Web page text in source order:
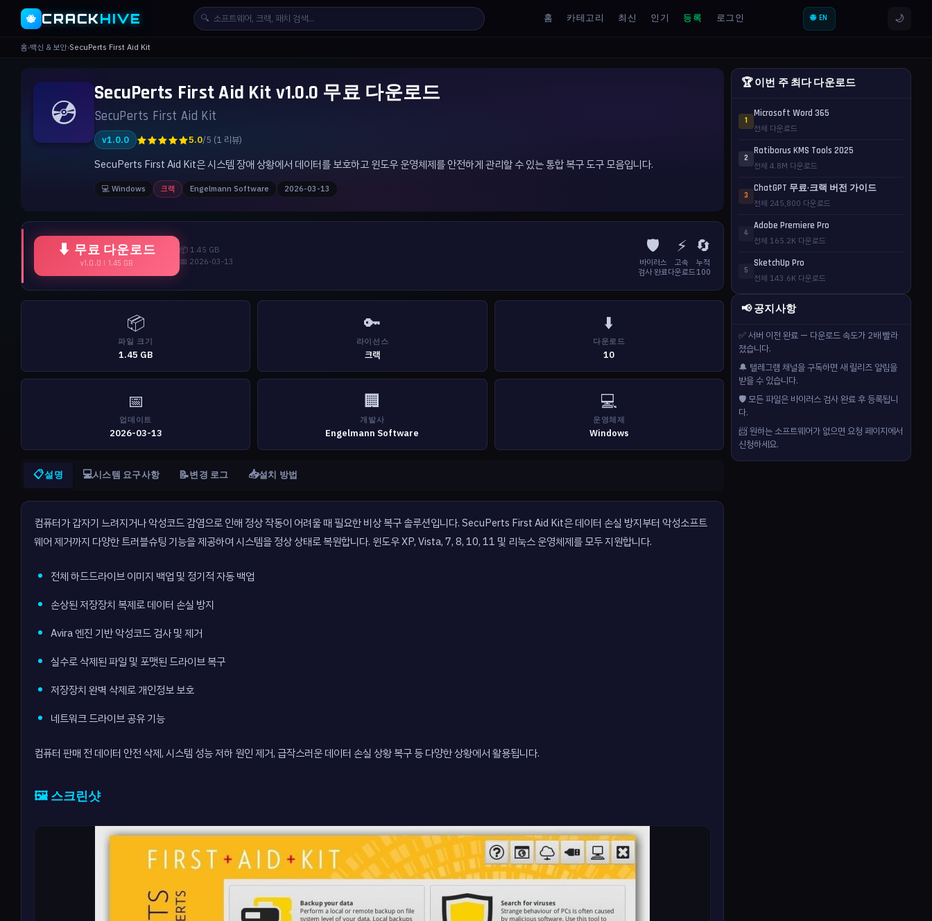
🐝 CRACKHIVE 🔍 홈 카테고리 최신 인기 등록 로그인 🌐 EN 🌙
홈›백신 & 보안›SecuPerts First Aid Kit
💿 SecuPerts First Aid Kit v1.0.0 무료 다운로드
SecuPerts First Aid Kit
v1.0.0 ★★★★★5.0/5 (1 리뷰)
SecuPerts First Aid Kit은 시스템 장애 상황에서 데이터를 보호하고 윈도우 운영체제를 안전하게 관리할 수 있는 통합 복구 도구 모음입니다.
💻 Windows 크랙 Engelmann Software 2026-03-13
⬇ 무료 다운로드
v1.0.0 | 1.45 GB
📦 1.45 GB
📅 2026-03-13
🛡️
바이러스
검사 완료
⚡
고속
다운로드
🔄
누적
100
📦
파일 크기
1.45 GB
🔑
라이선스
크랙
⬇️
다운로드
10
📅
업데이트
2026-03-13
🏢
개발사
Engelmann Software
💻
운영체제
Windows
📋설명 💻시스템 요구사항 📝변경 로그 📥설치 방법
컴퓨터가 갑자기 느려지거나 악성코드 감염으로 인해 정상 작동이 어려울 때 필요한 비상 복구 솔루션입니다. SecuPerts First Aid Kit은 데이터 손실 방지부터 악성소프트
웨어 제거까지 다양한 트러블슈팅 기능을 제공하여 시스템을 정상 상태로 복원합니다. 윈도우 XP, Vista, 7, 8, 10, 11 및 리눅스 운영체제를 모두 지원합니다.
전체 하드드라이브 이미지 백업 및 정기적 자동 백업
손상된 저장장치 복제로 데이터 손실 방지
Avira 엔진 기반 악성코드 검사 및 제거
실수로 삭제된 파일 및 포맷된 드라이브 복구
저장장치 완벽 삭제로 개인정보 보호
네트워크 드라이브 공유 기능
컴퓨터 판매 전 데이터 안전 삭제, 시스템 성능 저하 원인 제거, 급작스러운 데이터 손실 상황 복구 등 다양한 상황에서 활용됩니다.
🖼️ 스크린샷
🏆 이번 주 최다 다운로드
1
Microsoft Word 365
전체 다운로드
2
Ratiborus KMS Tools 2025
전체 4.8M 다운로드
3
ChatGPT 무료·크랙 버전 가이드
전체 245,800 다운로드
4
Adobe Premiere Pro
전체 165.2K 다운로드
5
SketchUp Pro
전체 143.6K 다운로드
📢 공지사항
✅ 서버 이전 완료 — 다운로드 속도가 2배 빨라
졌습니다.
🔔 텔레그램 채널을 구독하면 새 릴리즈 알림을
받을 수 있습니다.
🛡️ 모든 파일은 바이러스 검사 완료 후 등록됩니
다.
📨 원하는 소프트웨어가 없으면 요청 페이지에서
신청하세요.